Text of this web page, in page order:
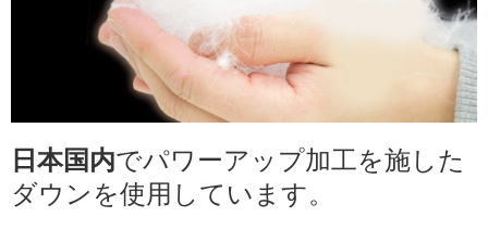
日本国内でパワーアップ加工を施した
ダウンを使用しています。